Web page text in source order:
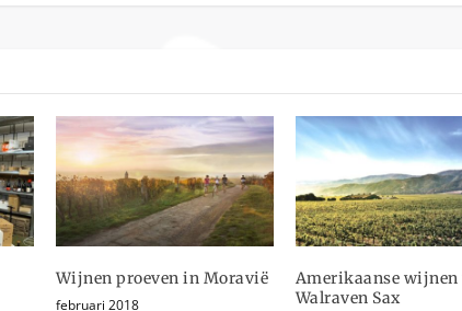
Wijnen proeven in Moravië
februari 2018
Amerikaanse wijnen
Walraven Sax